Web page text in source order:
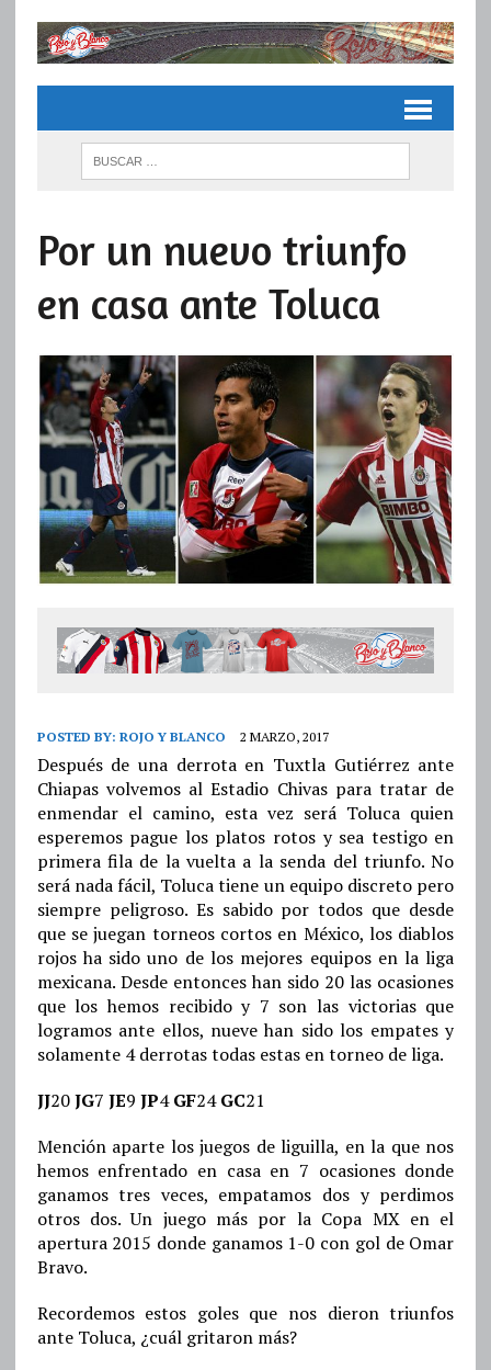
Por un nuevo triunfo
en casa ante Toluca
POSTED BY: ROJO Y BLANCO 2 MARZO, 2017
Después de una derrota en Tuxtla Gutiérrez ante
Chiapas volvemos al Estadio Chivas para tratar de
enmendar el camino, esta vez será Toluca quien
esperemos pague los platos rotos y sea testigo en
primera fila de la vuelta a la senda del triunfo. No
será nada fácil, Toluca tiene un equipo discreto pero
siempre peligroso. Es sabido por todos que desde
que se juegan torneos cortos en México, los diablos
rojos ha sido uno de los mejores equipos en la liga
mexicana. Desde entonces han sido 20 las ocasiones
que los hemos recibido y 7 son las victorias que
logramos ante ellos, nueve han sido los empates y
solamente 4 derrotas todas estas en torneo de liga.
JJ20JG7 JE9 JP4GF24GC21
Mención aparte los juegos de liguilla, en la que nos
hemos enfrentado en casa en 7 ocasiones donde
ganamos tres veces, empatamos dos y perdimos
otros dos. Un juego más por la Copa MX en el
apertura 2015 donde ganamos 1-0 con gol de Omar
Bravo.
Recordemos estos goles que nos dieron triunfos
ante Toluca, ¿cuál gritaron más?